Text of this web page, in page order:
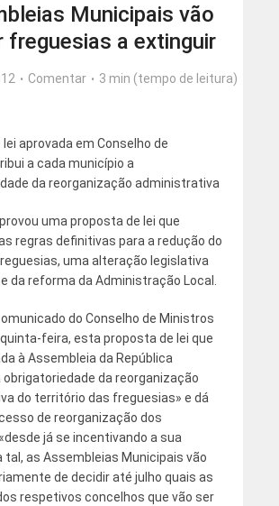
Municipais vão
freguesias a extinguir
Comentar 3 min (tempo de leitura)
aprovada em Conselho de
a cada município a
da reorganização administrativa
uma proposta de lei que
regras definitivas para a redução do
uma alteração legislativa
da reforma da Administração Local.
do Conselho de Ministros
feira, esta proposta de lei que
à Assembleia da República
obrigatoriedade da reorganização
do território das freguesias» e dá
de reorganização dos
já se incentivando a sua
tal, as Assembleias Municipais vão
de decidir até julho quais as
respetivos concelhos que vão ser